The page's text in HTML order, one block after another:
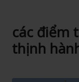
các điểm
thịnh